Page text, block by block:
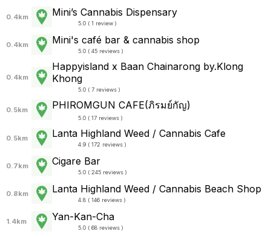
0.4km Mini’s Cannabis Dispensary
5.0 ( 1 review )
0.4km Mini's café bar & cannabis shop
5.0 ( 45 reviews )
0.4km
Happyisland x Baan Chainarong by.Klong
Khong
5.0 ( 7 reviews )
0.5km PHIROMGUN CAFE(ภิรมย์กัญ)
5.0 ( 17 reviews )
0.5km Lanta Highland Weed / Cannabis Cafe
4.9 ( 172 reviews )
0.7km Cigare Bar
5.0 ( 245 reviews )
0.8km Lanta Highland Weed / Cannabis Beach Shop
4.8 ( 146 reviews )
1.4km Yan-Kan-Cha
5.0 ( 68 reviews )